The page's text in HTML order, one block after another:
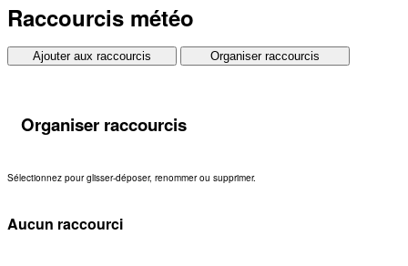
Raccourcis météo
Ajouter aux raccourcis Organiser raccourcis
Organiser raccourcis
Sélectionnez pour glisser-déposer, renommer ou supprimer.
Aucun raccourci